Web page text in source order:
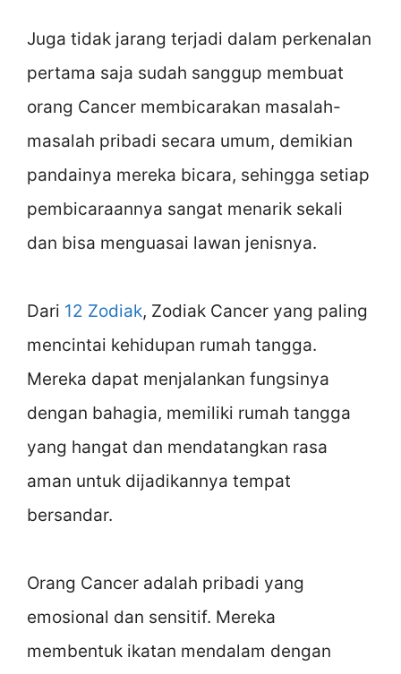
Juga tidak jarang terjadi dalam perkenalan
pertama saja sudah sanggup membuat
orang Cancer membicarakan masalah-
masalah pribadi secara umum, demikian
pandainya mereka bicara, sehingga setiap
pembicaraannya sangat menarik sekali
dan bisa menguasai lawan jenisnya.
Dari 12 Zodiak, Zodiak Cancer yang paling
mencintai kehidupan rumah tangga.
Mereka dapat menjalankan fungsinya
dengan bahagia, memiliki rumah tangga
yang hangat dan mendatangkan rasa
aman untuk dijadikannya tempat
bersandar.
Orang Cancer adalah pribadi yang
emosional dan sensitif. Mereka
membentuk ikatan mendalam dengan